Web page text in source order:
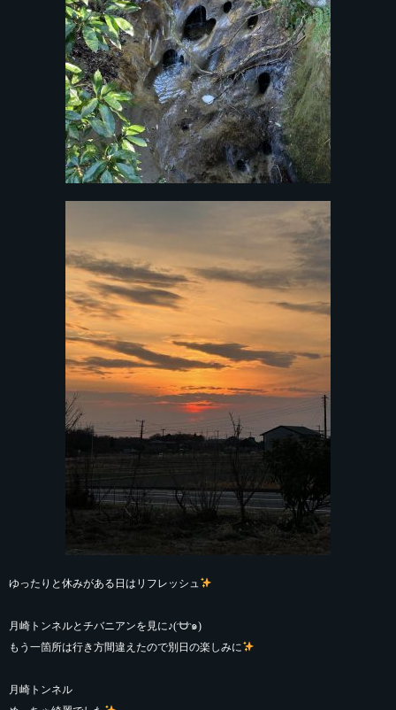
ゆったりと休みがある日はリフレッシュ
月崎トンネルとチバニアンを見に♪(ᵔᗨᵔ๑)
もう一箇所は行き方間違えたので別日の楽しみに
月崎トンネル